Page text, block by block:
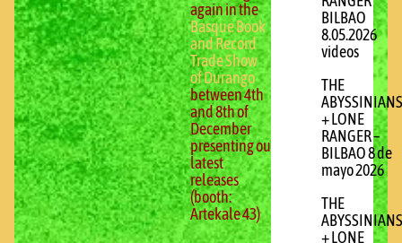
again in the
Basque Book
and Record
Trade Show
of Durango
between 4th
and 8th of
December
presenting our
latest
releases
(booth:
Artekale 43)
BILBAO
8.05.2026
videos
THE
ABYSSINIANS
+ LONE
RANGER –
BILBAO 8 de
mayo 2026
THE
ABYSSINIANS
+ LONE